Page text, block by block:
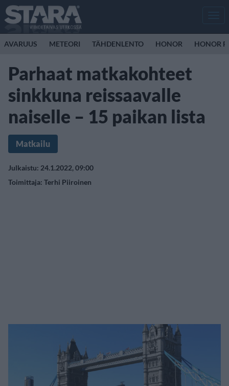
AVARUUS METEORI TÄHDENLENTO HONOR HONOR
Parhaat matkakohteet
sinkkuna reissaavalle
naiselle – 15 paikan lista
Matkailu
Julkaistu: 24.1.2022, 09:00
Toimittaja: Terhi Piiroinen